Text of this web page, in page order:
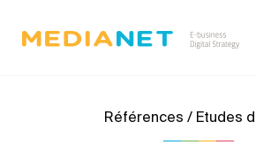
Références / Etudes